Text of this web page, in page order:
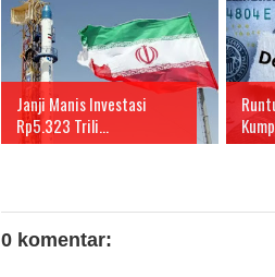
Janji Manis Investasi
Rp5.323 Trili...
0 komentar: